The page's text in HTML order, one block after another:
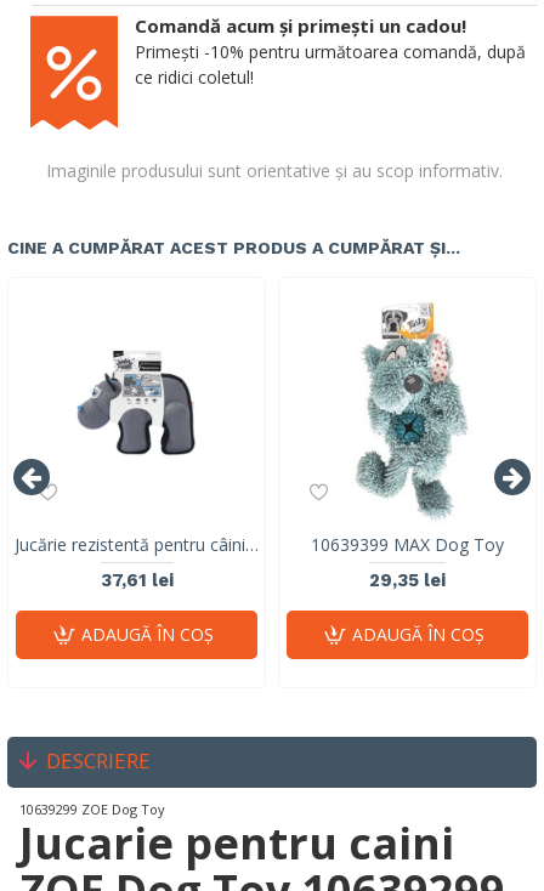
Imaginile produsului sunt orientative și au scop informativ.
Comandă acum și primești un cadou!
Primești -10% pentru următoarea comandă, după
ce ridici coletul!
CINE A CUMPĂRAT ACEST PRODUS A CUMPĂRAT ȘI...
Jucărie rezistentă pentru câini M-PETS MEGA Hippopotamus cu squeaker 10671499
37,61 lei
ADAUGĂ ÎN COŞ
10639399 MAX Dog Toy
29,35 lei
ADAUGĂ ÎN COŞ
DESCRIERE
10639299 ZOE Dog Toy
Jucarie pentru caini